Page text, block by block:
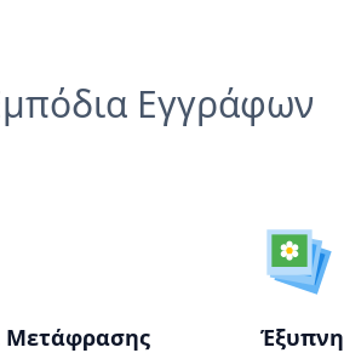
Εγγράφων
Μετάφρασης